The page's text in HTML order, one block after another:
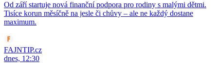
Od září startuje nová finanční podpora pro rodiny s malými dětmi.
Tisíce korun měsíčně na jesle či chůvy – ale ne každý dostane
maximum.
FAJNTIP.cz
dnes, 12:30